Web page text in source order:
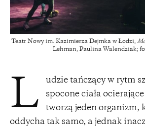
Teatr Nowy im. Kazimierza Dejmka w Łodzi,
Lehman, Paulina Walendziak;
L
udzie tańczący w rytm
spocone ciała
tworzą jeden organizm,
oddycha tak samo, a jednak